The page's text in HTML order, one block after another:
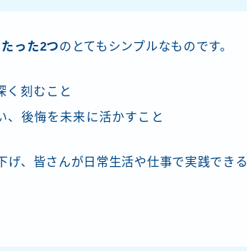
たった2つのとてもシンプルなものです。
く刻むこと
、後悔を未来に活かすこと
げ、皆さんが日常生活や仕事で実践できる